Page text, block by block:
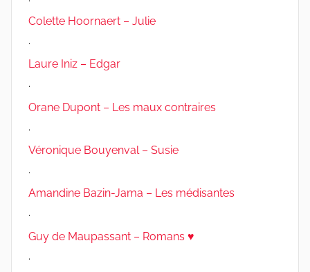
Colette Hoornaert – Julie
.
Laure Iniz – Edgar
.
Orane Dupont – Les maux contraires
.
Véronique Bouyenval – Susie
.
Amandine Bazin-Jama – Les médisantes
.
Guy de Maupassant – Romans ♥
.